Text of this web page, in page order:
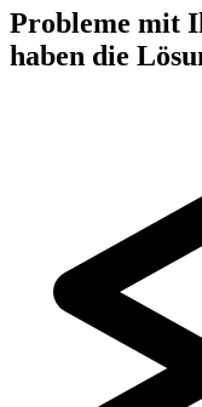
Probleme mit
haben die